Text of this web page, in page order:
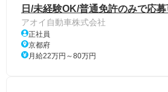
日/未経験OK/普通免許のみで応
アオイ自動車株式会社
正社員
京都府
月給22万円～80万円